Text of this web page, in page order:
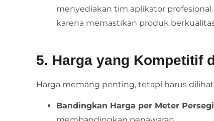
menyediakan tim aplikator
karena memastikan produk
5. Harga yang Kompetitif
Harga memang penting, tetapi harus
Bandingkan Harga per Meter